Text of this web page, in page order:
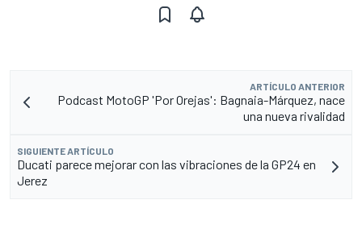
ARTÍCULO ANTERIOR
Podcast MotoGP 'Por Orejas': Bagnaia-Márquez, nace
una nueva rivalidad
SIGUIENTE ARTÍCULO
Ducati parece mejorar con las vibraciones de la GP24 en
Jerez